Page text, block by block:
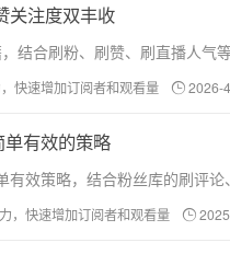
关注度双丰收
结合刷粉、刷赞、刷直播人气
快速增加订阅者和观看量 2026-
有效的策略
效策略，结合粉丝库的刷评
，快速增加订阅者和观看量